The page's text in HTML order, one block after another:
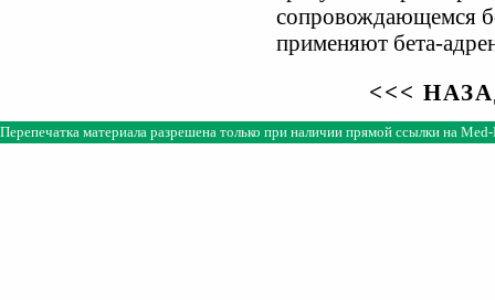
сопровождающемся
применяют бета-
<<<
Перепечатка материала разрешена только при наличии прямой ссылки на